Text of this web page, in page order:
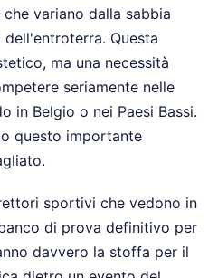
variano dalla sabbia
Questa
ma una necessità
seriamente nelle
in Belgio o nei Paesi Bassi.
questo importante
sportivi che vedono in
di prova definitivo per
davvero la stoffa per il